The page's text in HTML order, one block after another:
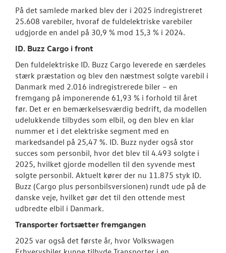
På det samlede marked blev der i 2025 indregistreret
25.608 varebiler, hvoraf de fuldelektriske varebiler
udgjorde en andel på 30,9 % mod 15,3 % i 2024.
ID. Buzz Cargo i front
Den fuldelektriske ID. Buzz Cargo leverede en særdeles
stærk præstation og blev den næstmest solgte varebil i
Danmark med 2.016 indregistrerede biler – en
fremgang på imponerende 61,93 % i forhold til året
før. Det er en bemærkelsesværdig bedrift, da modellen
udelukkende tilbydes som elbil, og den blev en klar
nummer et i det elektriske segment med en
markedsandel på 25,47 %. ID. Buzz nyder også stor
succes som personbil, hvor det blev til 4.493 solgte i
2025, hvilket gjorde modellen til den syvende mest
solgte personbil. Aktuelt kører der nu 11.875 styk ID.
Buzz (Cargo plus personbilsversionen) rundt ude på de
danske veje, hvilket gør det til den ottende mest
udbredte elbil i Danmark.
Transporter fortsætter fremgangen
2025 var også det første år, hvor Volkswagen